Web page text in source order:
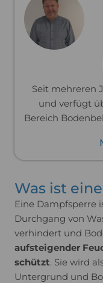
Seit mehreren
und verfügt
Bereich
und hat Böden
praktischen
dich
Was ist
Eine Dampfsperre
Durchgang von
verhindert und
aufsteigender
schützt. Sie wird
Untergrund und